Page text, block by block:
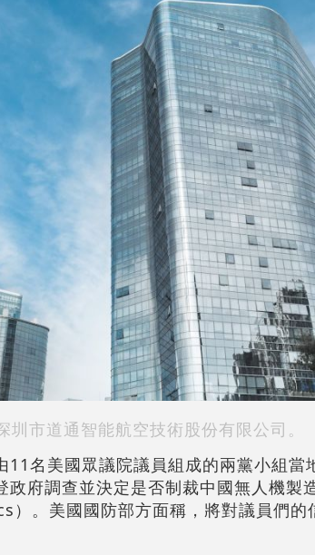
圳市道通智能航空技術股份有限公司。
11名美國眾議院議員組成的兩黨小組當
政府調查並決定是否制裁中國無人機製
。美國國防部方面稱，將對議員們的